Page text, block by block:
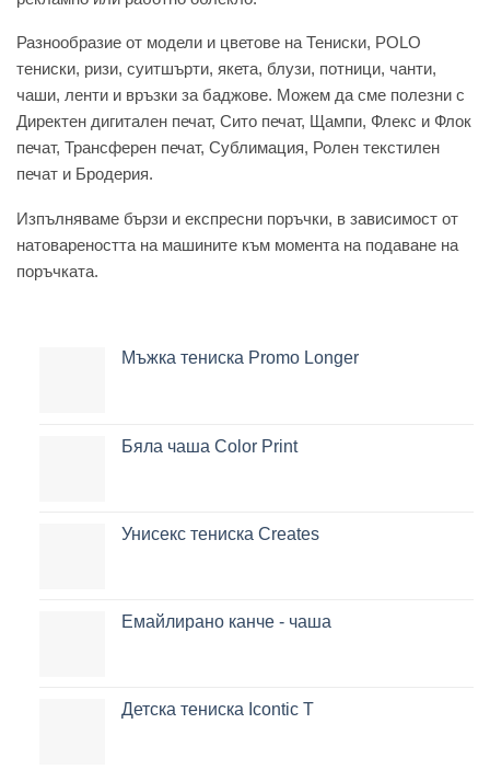
Разнообразие от модели и цветове на Тениски, POLO
тениски, ризи, суитшърти, якета, блузи, потници, чанти,
чаши, ленти и връзки за баджове. Можем да сме полезни с
Директен дигитален печат, Сито печат, Щампи, Флекс и Флок
печат, Трансферен печат, Сублимация, Ролен текстилен
печат и Бродерия.
Изпълняваме бързи и експресни поръчки, в зависимост от
натовареността на машините към момента на подаване на
поръчката.
Мъжка тениска Promo Longer
Бяла чаша Color Print
Унисекс тениска Creates
Емайлирано канче - чаша
Детска тениска Icontic T